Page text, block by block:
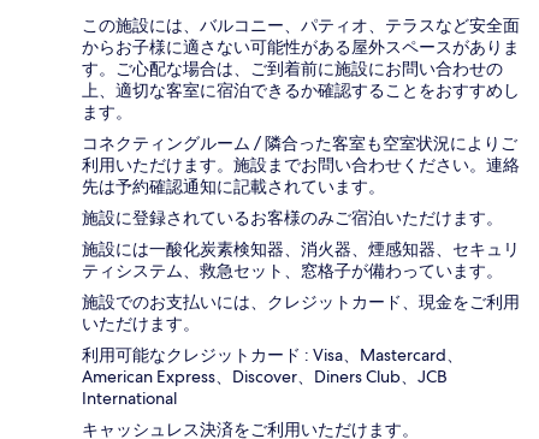
この施設には、バルコニー、パティオ、テラスなど安全面
からお子様に適さない可能性がある屋外スペースがありま
す。ご心配な場合は、ご到着前に施設にお問い合わせの
上、適切な客室に宿泊できるか確認することをおすすめし
ます。
コネクティングルーム / 隣合った客室も空室状況によりご
利用いただけます。施設までお問い合わせください。連絡
先は予約確認通知に記載されています。
施設に登録されているお客様のみご宿泊いただけます。
施設には一酸化炭素検知器、消火器、煙感知器、セキュリ
ティシステム、救急セット、窓格子が備わっています。
施設でのお支払いには、クレジットカード、現金をご利用
いただけます。
利用可能なクレジットカード : Visa、Mastercard、
American Express、Discover、Diners Club、JCB
International
キャッシュレス決済をご利用いただけます。